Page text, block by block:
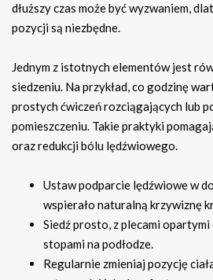
dłuższy czas może być wyzwaniem,
pozycji są niezbędne.
Jednym z istotnych elementów jest
siedzeniu. Na przykład, co godzinę
prostych ćwiczeń rozciągających lub
pomieszczeniu. Takie praktyki
oraz redukcji bólu lędźwiowego.
Ustaw podparcie lędźwiowe w
wspierało naturalną krzywiznę
Siedź prosto, z plecami opartymi
stopami na podłodze.
Regularnie zmieniaj pozycję